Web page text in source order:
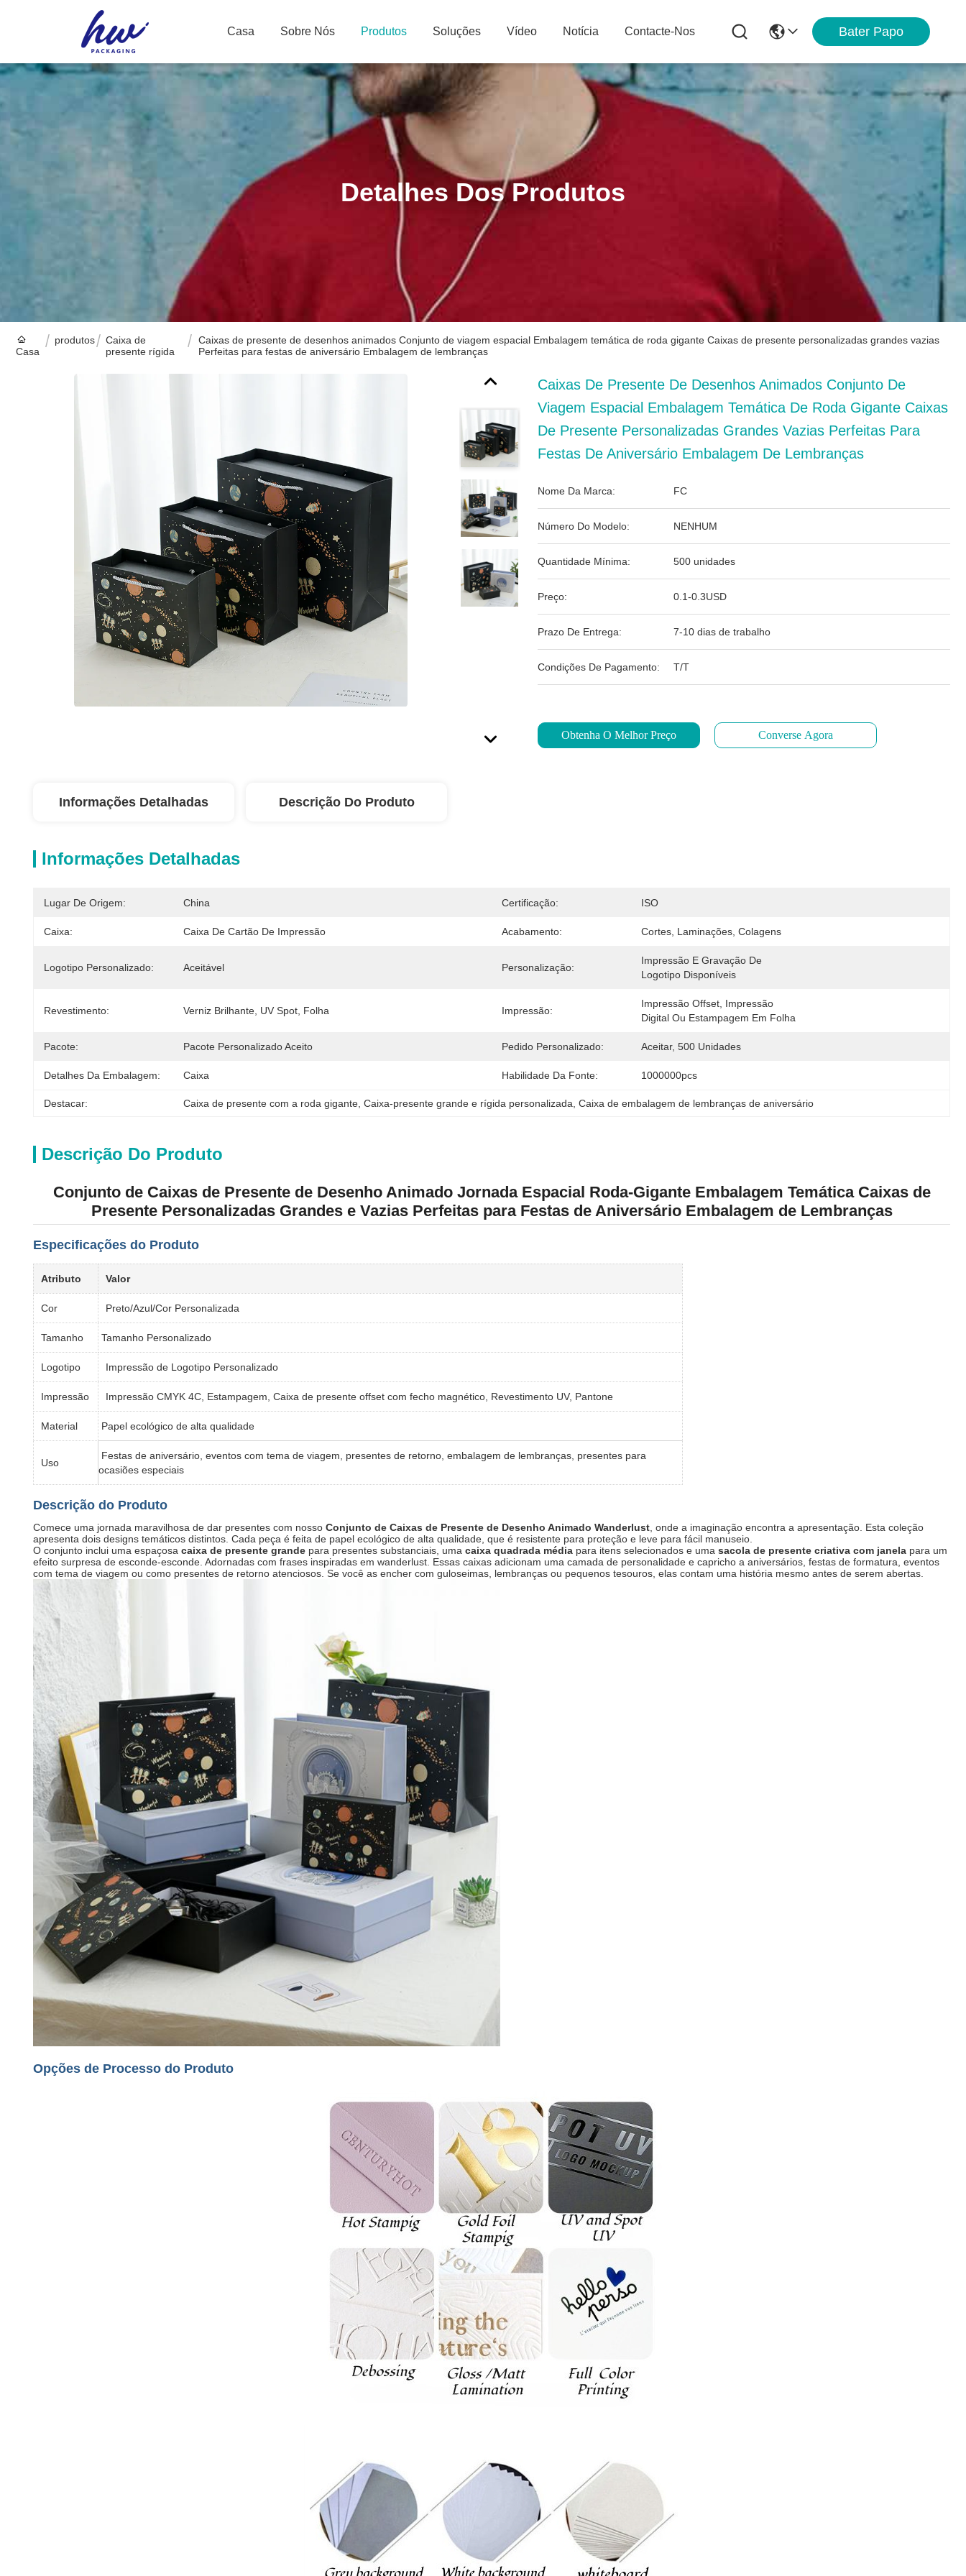
Casa Sobre Nós Produtos Soluções Vídeo Notícia Contacte-Nos Bater Papo
Detalhes Dos Produtos
Casa
produtos
Caixa de
presente rígida
Caixas de presente de desenhos animados Conjunto de viagem espacial Embalagem temática de roda gigante Caixas de presente personalizadas grandes vazias
Perfeitas para festas de aniversário Embalagem de lembranças
Caixas De Presente De Desenhos Animados Conjunto De
Viagem Espacial Embalagem Temática De Roda Gigante Caixas
De Presente Personalizadas Grandes Vazias Perfeitas Para
Festas De Aniversário Embalagem De Lembranças
Nome Da Marca: FC
Número Do Modelo: NENHUM
Quantidade Mínima: 500 unidades
Preço: 0.1-0.3USD
Prazo De Entrega: 7-10 dias de trabalho
Condições De Pagamento: T/T
Obtenha O Melhor Preço Converse Agora
Informações Detalhadas Descrição Do Produto
Informações Detalhadas
Lugar De Origem: China Certificação: ISO
Caixa: Caixa De Cartão De Impressão Acabamento: Cortes, Laminações, Colagens
Logotipo Personalizado: Aceitável Personalização:
Impressão E Gravação De
Logotipo Disponíveis
Revestimento: Verniz Brilhante, UV Spot, Folha Impressão:
Impressão Offset, Impressão
Digital Ou Estampagem Em Folha
Pacote: Pacote Personalizado Aceito Pedido Personalizado: Aceitar, 500 Unidades
Detalhes Da Embalagem: Caixa Habilidade Da Fonte: 1000000pcs
Destacar: Caixa de presente com a roda gigante Caixa-presente grande e rígida personalizada Caixa de embalagem de lembranças de aniversário
Descrição Do Produto
Conjunto de Caixas de Presente de Desenho Animado Jornada Espacial Roda-Gigante Embalagem Temática Caixas de
Presente Personalizadas Grandes e Vazias Perfeitas para Festas de Aniversário Embalagem de Lembranças
Especificações do Produto
Atributo Valor
Cor Preto/Azul/Cor Personalizada
Tamanho Tamanho Personalizado
Logotipo Impressão de Logotipo Personalizado
Impressão Impressão CMYK 4C, Estampagem, Caixa de presente offset com fecho magnético, Revestimento UV, Pantone
Material Papel ecológico de alta qualidade
Uso
Festas de aniversário, eventos com tema de viagem, presentes de retorno, embalagem de lembranças, presentes para
ocasiões especiais
Descrição do Produto
Comece uma jornada maravilhosa de dar presentes com nosso Conjunto de Caixas de Presente de Desenho Animado Wanderlust , onde a imaginação encontra a apresentação. Esta coleção
apresenta dois designs temáticos distintos. Cada peça é feita de papel ecológico de alta qualidade, que é resistente para proteção e leve para fácil manuseio.
O conjunto inclui uma espaçosa caixa de presente grande ​ para presentes substanciais, uma caixa quadrada média ​ para itens selecionados e uma sacola de presente criativa com janela ​ para um
efeito surpresa de esconde-esconde. Adornadas com frases inspiradas em wanderlust. Essas caixas adicionam uma camada de personalidade e capricho a aniversários, festas de formatura, eventos
com tema de viagem ou como presentes de retorno atenciosos. Se você as encher com guloseimas, lembranças ou pequenos tesouros, elas contam uma história mesmo antes de serem abertas.
Opções de Processo do Produto